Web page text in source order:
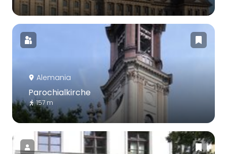
Alemania
Parochialkirche
157 m